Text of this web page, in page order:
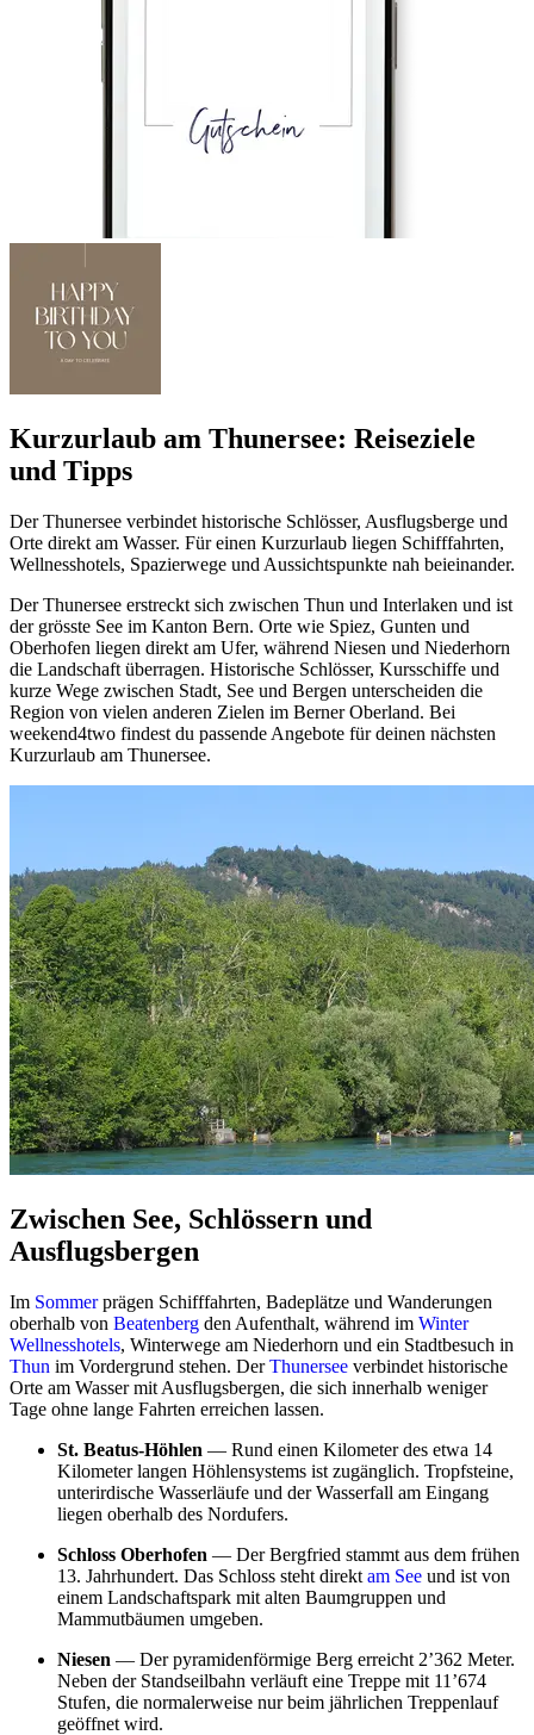
Kurzurlaub am Thunersee: Reiseziele
und Tipps
Der Thunersee verbindet historische Schlösser, Ausflugsberge und
Orte direkt am Wasser. Für einen Kurzurlaub liegen Schifffahrten,
Wellnesshotels, Spazierwege und Aussichtspunkte nah beieinander.
Der Thunersee erstreckt sich zwischen Thun und Interlaken und ist
der grösste See im Kanton Bern. Orte wie Spiez, Gunten und
Oberhofen liegen direkt am Ufer, während Niesen und Niederhorn
die Landschaft überragen. Historische Schlösser, Kursschiffe und
kurze Wege zwischen Stadt, See und Bergen unterscheiden die
Region von vielen anderen Zielen im Berner Oberland. Bei
weekend4two findest du passende Angebote für deinen nächsten
Kurzurlaub am Thunersee.
Zwischen See, Schlössern und
Ausflugsbergen
Im Sommerprägen Schifffahrten, Badeplätze und Wanderungen
oberhalb von Beatenberg den Aufenthalt, während im Winter
Wellnesshotels, Winterwege am Niederhorn und ein Stadtbesuch in
Thun im Vordergrund stehen. DerThunersee verbindet historische
Orte am Wasser mit Ausflugsbergen, die sich innerhalb weniger
Tage ohne lange Fahrten erreichen lassen.
St. Beatus-Höhlen — Rund einen Kilometer des etwa 14
Kilometer langen Höhlensystems ist zugänglich. Tropfsteine,
unterirdische Wasserläufe und der Wasserfall am Eingang
liegen oberhalb des Nordufers.
Schloss Oberhofen — Der Bergfried stammt aus dem frühen
13. Jahrhundert. Das Schloss steht direkt am See und ist von
einem Landschaftspark mit alten Baumgruppen und
Mammutbäumen umgeben.
Niesen — Der pyramidenförmige Berg erreicht 2’362 Meter.
Neben der Standseilbahn verläuft eine Treppe mit 11’674
Stufen, die normalerweise nur beim jährlichen Treppenlauf
geöffnet wird.